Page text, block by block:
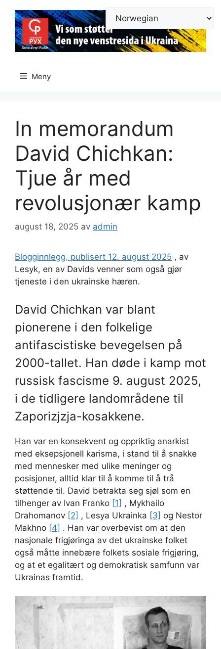
innhold
Meny
In memorandum
David Chichkan:
Tjue år med
revolusjonær kamp
august 18, 2025 av admin
Blogginnlegg, publisert 12. august 2025 , av
Lesyk, en av Davids venner som også gjør
tjeneste i den ukrainske hæren.
David Chichkan var blant
pionerene i den folkelige
antifascistiske bevegelsen på
2000-tallet. Han døde i kamp mot
russisk fascisme 9. august 2025,
i de tidligere landområdene til
Zaporizjzja-kosakkene.
Han var en konsekvent og oppriktig anarkist
med eksepsjonell karisma, i stand til å snakke
med mennesker med ulike meninger og
posisjoner, alltid klar til å komme til å trå
støttende til. David betrakta seg sjøl som en
tilhenger av Ivan Franko [1] , Mykhailo
Drahomanov [2] , Lesya Ukrainka [3] og Nestor
Makhno [4] . Han var overbevist om at den
nasjonale frigjøringa av det ukrainske folket
også måtte innebære folkets sosiale frigjøring,
og at et egalitært og demokratisk samfunn var
Ukrainas framtid.